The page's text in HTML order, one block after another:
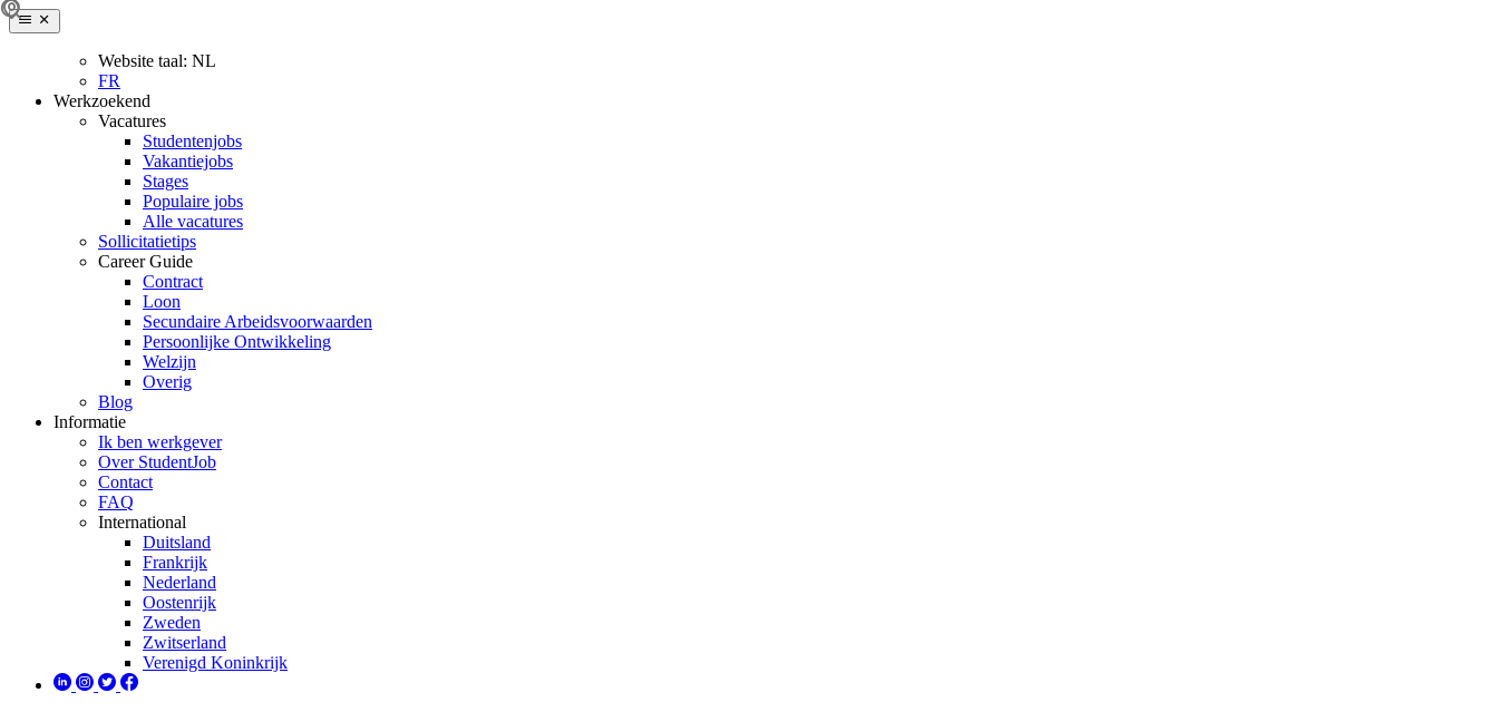
Website taal: NL
FR
Werkzoekend
Vacatures
Studentenjobs
Vakantiejobs
Stages
Populaire jobs
Alle vacatures
Sollicitatietips
Career Guide
Contract
Loon
Secundaire Arbeidsvoorwaarden
Persoonlijke Ontwikkeling
Welzijn
Overig
Blog
Informatie
Ik ben werkgever
Over StudentJob
Contact
FAQ
International
Duitsland
Frankrijk
Nederland
Oostenrijk
Zweden
Zwitserland
Verenigd Koninkrijk